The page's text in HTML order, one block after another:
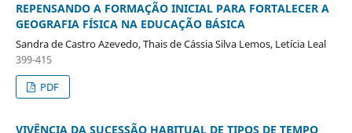
REPENSANDO A FORMAÇÃO INICIAL PARA FORTALECER A
GEOGRAFIA FÍSICA NA EDUCAÇÃO BÁSICA
Sandra de Castro Azevedo, Thais de Cássia Silva Lemos, Letícia Leal
399-415
PDF
VIVÊNCIA DA SUCESSÃO HABITUAL DE TIPOS DE TEMPO